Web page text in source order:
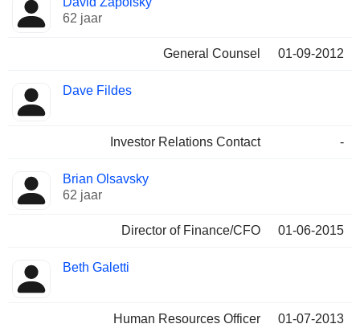
62 jaar
General Counsel 01-09-2012
Dave Fildes
Investor Relations Contact -
Brian Olsavsky
62 jaar
Director of Finance/CFO 01-06-2015
Beth Galetti
Human Resources Officer 01-07-2013